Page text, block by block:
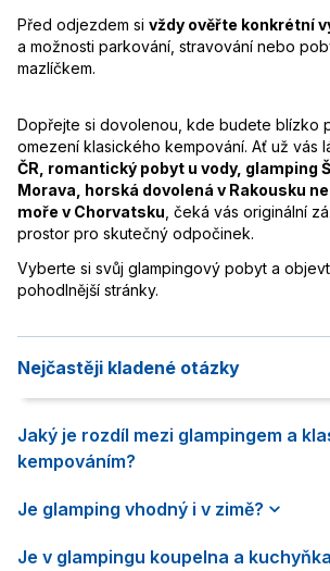
Před odjezdem si vždy ověřte konkrétní
a možnosti parkování, stravování nebo
mazlíčkem.
Dopřejte si dovolenou, kde budete blízko
omezení klasického kempování. Ať už vás
ČR, romantický pobyt u vody, glamping
Morava, horská dovolená v Rakousku
moře v Chorvatsku , čeká vás originální
prostor pro skutečný odpočinek.
Vyberte si svůj glampingový pobyt a
pohodlnější stránky.
Nejčastěji kladené otázky
Jaký je rozdíl mezi glampingem a
kempováním?
Je glamping vhodný i v zimě?
Je v glampingu koupelna a